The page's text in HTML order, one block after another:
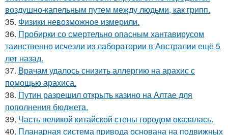
воздушно-капельным путем между людьми, как грипп.
35. Физики невозможное измерили.
36. Пробирки со смертельно опасным хантавирусом
таинственно исчезли из лаборатории в Австралии ещё 5
лет назад.
37. Врачам удалось снизить аллергию на арахис с
помощью арахиса.
38. Путин разрешил открыть казино на Алтае для
пополнения бюджета.
39. Часть великой китайской стены городом оказалась.
40. Планарная система привода основана на подвижных